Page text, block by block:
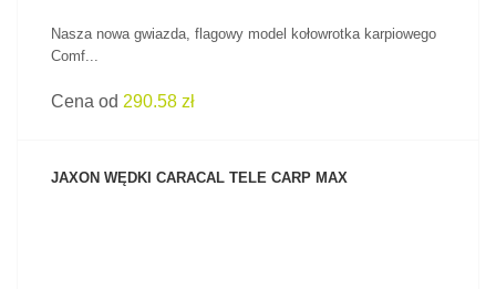
Nasza nowa gwiazda, flagowy model kołowrotka karpiowego
Comf...
Cena od 290.58 zł
JAXON WĘDKI CARACAL TELE CARP MAX